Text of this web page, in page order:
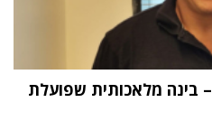
"העתיד הוא Physical AI – בינה מלאכותית שפועלת